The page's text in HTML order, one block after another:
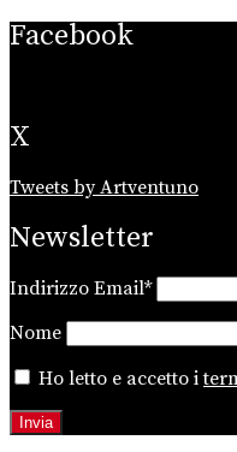
Facebook
X
Tweets by Artventuno
Newsletter
Indirizzo Email*
Nome
Ho letto e accetto i